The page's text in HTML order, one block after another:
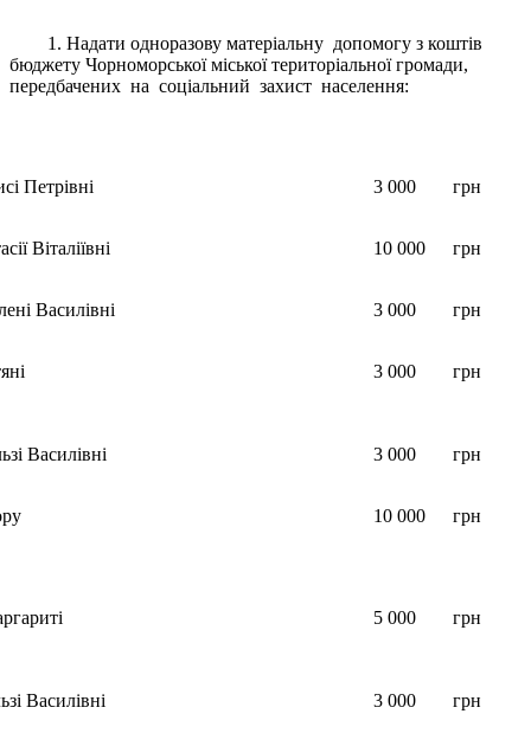
1. Надати одноразову матеріальну допомогу з коштів
бюджету Чорноморської міської територіальної громади,
передбачених на соціальний захист населення:
Петрівні 3 000 грн
Віталіївні 10 000 грн
Василівні 3 000 грн
3 000 грн
Василівні 3 000 грн
10 000 грн
5 000 грн
Василівні 3 000 грн